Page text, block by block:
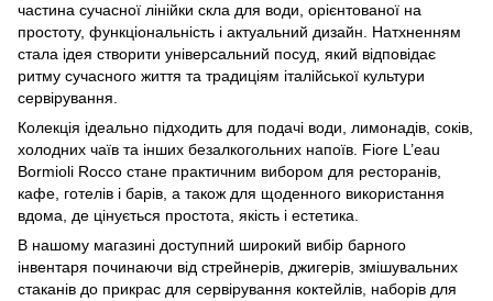
частина сучасної лінійки скла для води, орієнтованої на
простоту, функціональність і актуальний дизайн. Натхненням
стала ідея створити універсальний посуд, який відповідає
ритму сучасного життя та традиціям італійської культури
сервірування.
Колекція ідеально підходить для подачі води, лимонадів, соків,
холодних чаїв та інших безалкогольних напоїв. Fiore L’eau
Bormioli Rocco стане практичним вибором для ресторанів,
кафе, готелів і барів, а також для щоденного використання
вдома, де цінується простота, якість і естетика.
В нашому магазині доступний широкий вибір барного
інвентаря починаючи від стрейнерів, джигерів, змішувальних
стаканів до прикрас для сервірування коктейлів наборів для